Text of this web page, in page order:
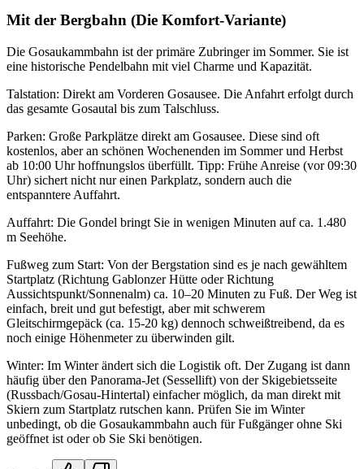
Mit der Bergbahn (Die Komfort-Variante)
Die Gosaukammbahn ist der primäre Zubringer im Sommer. Sie ist
eine historische Pendelbahn mit viel Charme und Kapazität.
Talstation: Direkt am Vorderen Gosausee. Die Anfahrt erfolgt durch
das gesamte Gosautal bis zum Talschluss.
Parken: Große Parkplätze direkt am Gosausee. Diese sind oft
kostenlos, aber an schönen Wochenenden im Sommer und Herbst
ab 10:00 Uhr hoffnungslos überfüllt. Tipp: Frühe Anreise (vor 09:30
Uhr) sichert nicht nur einen Parkplatz, sondern auch die
entspanntere Auffahrt.
Auffahrt: Die Gondel bringt Sie in wenigen Minuten auf ca. 1.480
m Seehöhe.
Fußweg zum Start: Von der Bergstation sind es je nach gewähltem
Startplatz (Richtung Gablonzer Hütte oder Richtung
Aussichtspunkt/Sonnenalm) ca. 10–20 Minuten zu Fuß. Der Weg ist
einfach, breit und gut befestigt, aber mit schwerem
Gleitschirmgepäck (ca. 15-20 kg) dennoch schweißtreibend, da es
noch einige Höhenmeter zu überwinden gilt.
Winter: Im Winter ändert sich die Logistik oft. Der Zugang ist dann
häufig über den Panorama-Jet (Sessellift) von der Skigebietsseite
(Russbach/Gosau-Hintertal) einfacher möglich, da man direkt mit
Skiern zum Startplatz rutschen kann. Prüfen Sie im Winter
unbedingt, ob die Gosaukammbahn auch für Fußgänger ohne Ski
geöffnet ist oder ob Sie Ski benötigen.